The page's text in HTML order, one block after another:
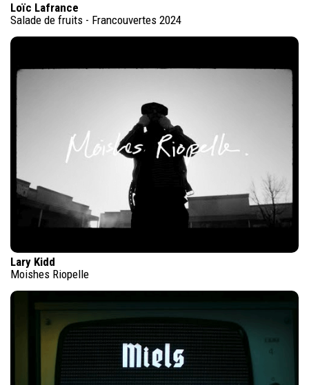
Loïc Lafrance
Salade de fruits - Francouvertes 2024
Lary Kidd
Moishes Riopelle